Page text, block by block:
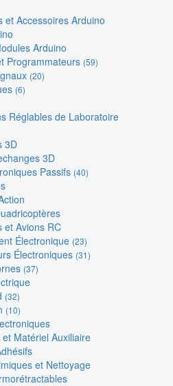
et Accessoires Arduino
Arduino
Programmateurs (59)
(20)
(6)
Réglables de Laboratoire
3D
3D
Passifs (40)
et Avions RC
Électronique (23)
Électroniques (31)
(37)
(32)
(10)
Matériel Auxiliaire
et Nettoyage